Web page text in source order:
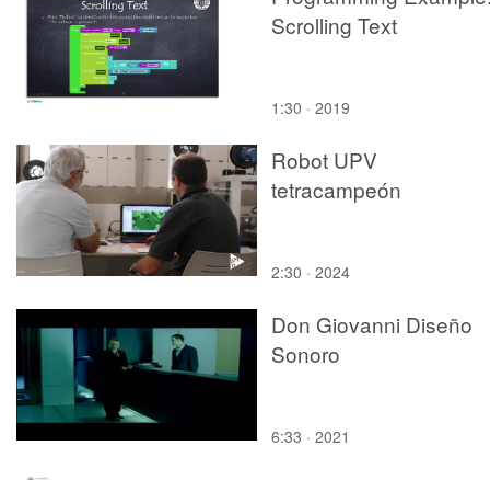
Scrolling Text
1:30 · 2019
Robot UPV
tetracampeón
2:30 · 2024
Don Giovanni Diseño
Sonoro
6:33 · 2021